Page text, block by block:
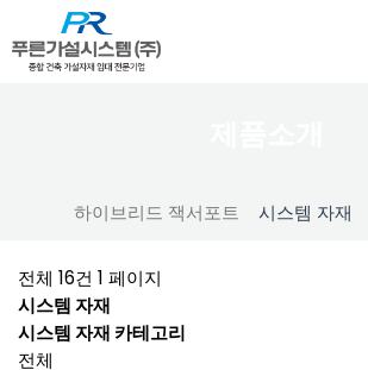
하이브리드 잭서포트 시스템 자재
전체 16건 1 페이지
시스템 자재
시스템 자재 카테고리
전체